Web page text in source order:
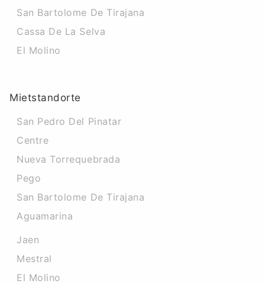
San Bartolome De Tirajana
Cassa De La Selva
El Molino
Mietstandorte
San Pedro Del Pinatar
Centre
Nueva Torrequebrada
Pego
San Bartolome De Tirajana
Aguamarina
Jaen
Mestral
El Molino